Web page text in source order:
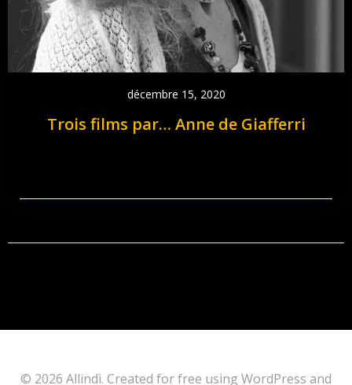
décembre 15, 2020
Trois films par… Anne de Giafferri
© 2026 Allindì. Created for free using WordPress and